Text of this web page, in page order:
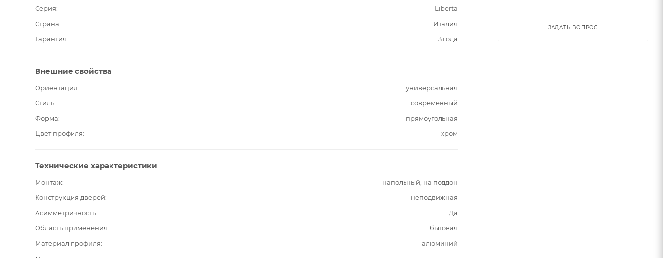
Серия
Liberta
Страна
Италия
Гарантия
3 года
Внешние свойства
Ориентация
универсальная
Стиль
современный
Форма
прямоугольная
Цвет профиля
хром
Технические характеристики
Монтаж
напольный, на поддон
Конструкция дверей
неподвижная
Асимметричность
Да
Область применения
бытовая
Материал профиля
алюминий
ЗАДАТЬ ВОПРОС